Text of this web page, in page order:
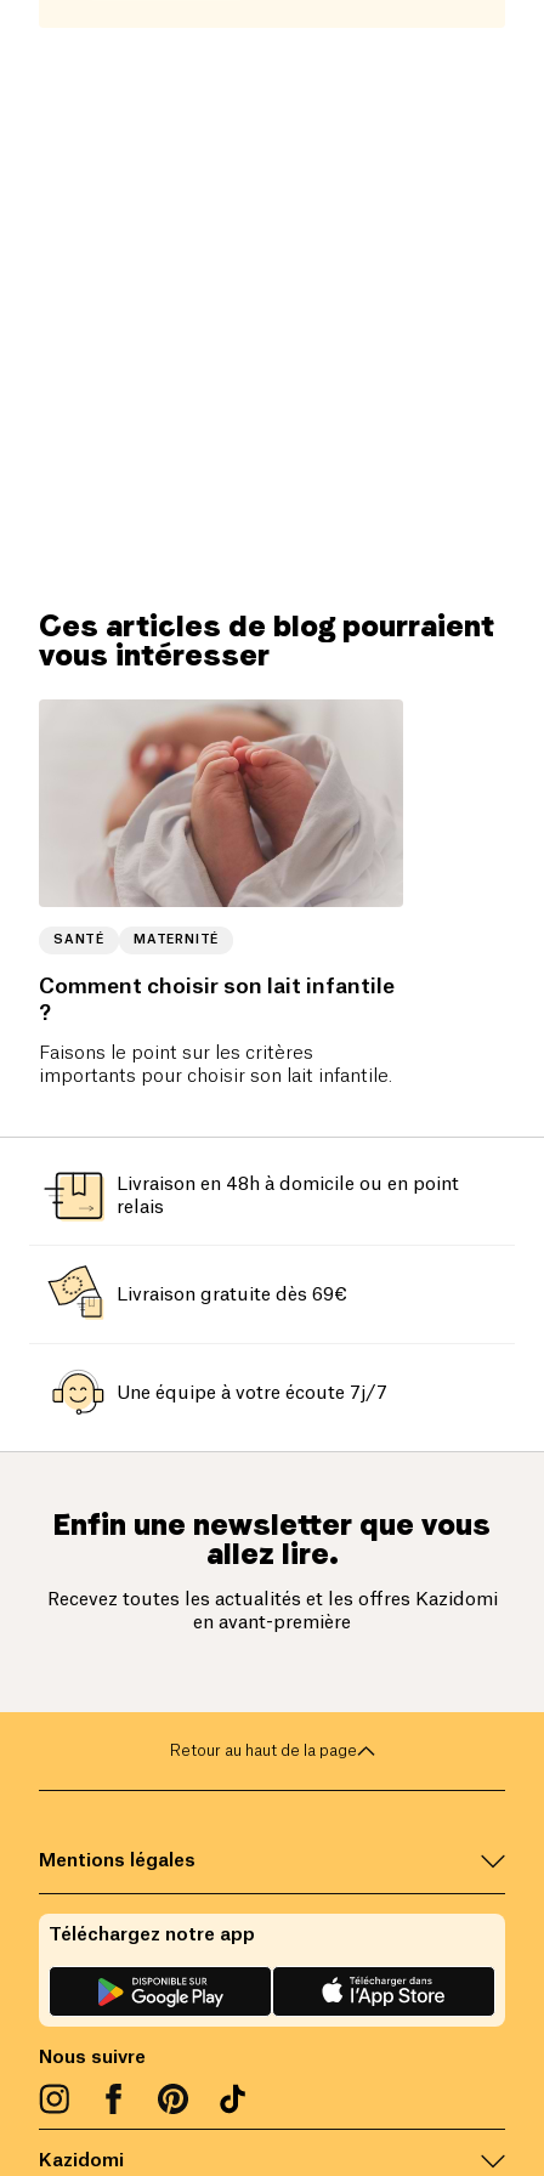
Ces articles de blog pourraient
vous intéresser
SANTÉ MATERNITÉ
Comment choisir son lait infantile
?
Faisons le point sur les critères
importants pour choisir son lait infantile.
Livraison en 48h à domicile ou en point
relais
Livraison gratuite dès 69€
Une équipe à votre écoute 7j/7
Enfin une newsletter que vous
allez lire.
Recevez toutes les actualités et les offres Kazidomi
en avant-première
Retour au haut de la page
Kazidomi
Mentions légales
Nous suivre
Téléchargez notre app